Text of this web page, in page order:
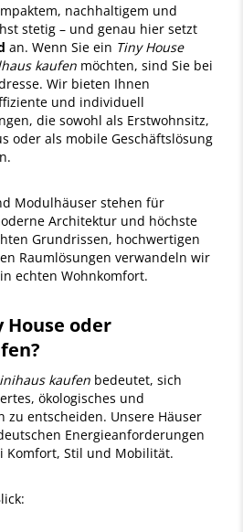
nachhaltigem und
stetig – und genau hier setzt
an. Wenn Sie ein Tiny House
kaufen möchten, sind Sie bei
Wir bieten Ihnen
und individuell
die sowohl als Erstwohnsitz,
oder als mobile Geschäftslösung
Modulhäuser stehen für
Architektur und höchste
Grundrissen, hochwertigen
Raumlösungen verwandeln wir
echten Wohnkomfort.
House oder
kaufen bedeutet, sich
ökologisches und
zu entscheiden. Unsere Häuser
Energieanforderungen
Komfort, Stil und Mobilität.